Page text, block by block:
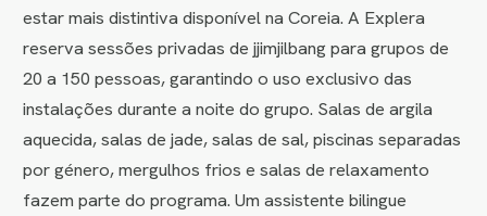
estar mais distintiva disponível na Coreia. A Explera
reserva sessões privadas de jjimjilbang para grupos de
20 a 150 pessoas, garantindo o uso exclusivo das
instalações durante a noite do grupo. Salas de argila
aquecida, salas de jade, salas de sal, piscinas separadas
por género, mergulhos frios e salas de relaxamento
fazem parte do programa. Um assistente bilingue